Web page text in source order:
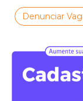
Denunciar